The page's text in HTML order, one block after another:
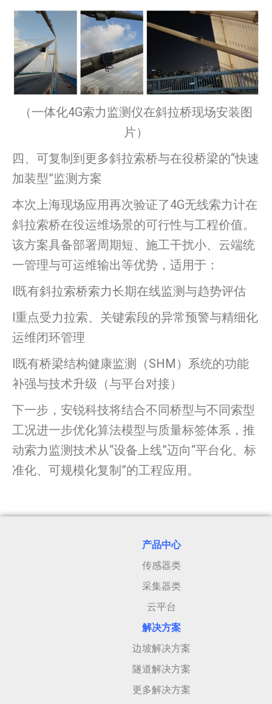
（一体化4G索力监测仪在斜拉桥现场安装图
片）
四、可复制到更多斜拉索桥与在役桥梁的“快速
加装型”监测方案
本次上海现场应用再次验证了4G无线索力计在
斜拉索桥在役运维场景的可行性与工程价值。
该方案具备部署周期短、施工干扰小、云端统
一管理与可运维输出等优势，适用于：
l既有斜拉索桥索力长期在线监测与趋势评估
l重点受力拉索、关键索段的异常预警与精细化
运维闭环管理
l既有桥梁结构健康监测（SHM）系统的功能
补强与技术升级（与平台对接）
下一步，安锐科技将结合不同桥型与不同索型
工况进一步优化算法模型与质量标签体系，推
动索力监测技术从“设备上线”迈向“平台化、标
准化、可规模化复制”的工程应用。
产品中心
传感器类
采集器类
云平台
解决方案
边坡解决方案
隧道解决方案
更多解决方案